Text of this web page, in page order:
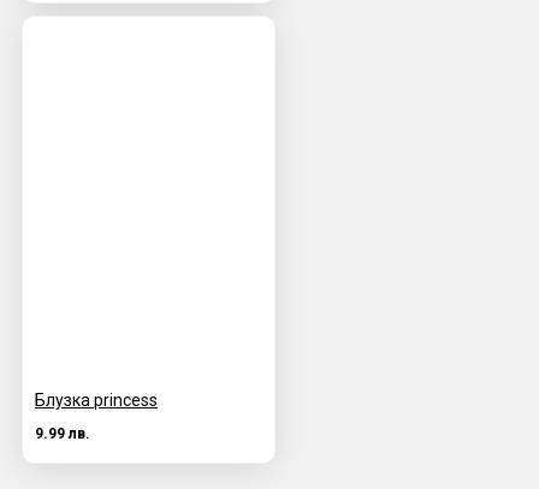
Блузка princess
9.99 лв.